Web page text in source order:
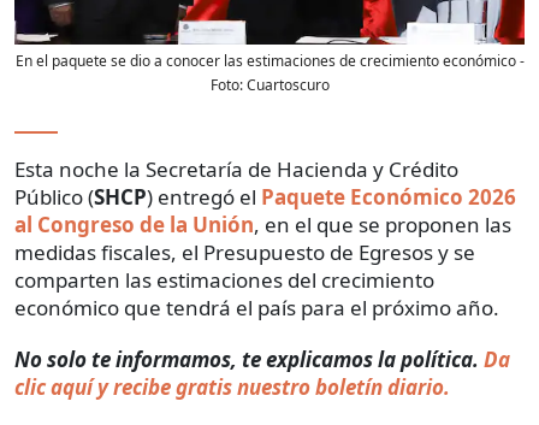
En el paquete se dio a conocer las estimaciones de crecimiento económico-
Foto:Cuartoscuro
Esta noche la Secretaría de Hacienda y Crédito
Público (SHCP) entregó el Paquete Económico 2026
al Congreso de la Unión, en el que se proponen las
medidas fiscales, el Presupuesto de Egresos y se
comparten las estimaciones del crecimiento
económico que tendrá el país para el próximo año.
No solo te informamos, te explicamos la política. Da
clic aquí y recibe gratis nuestro boletín diario.